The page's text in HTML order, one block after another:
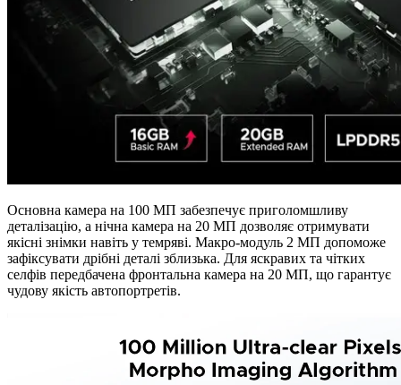
Основна камера на 100 МП забезпечує приголомшливу
деталізацію, а нічна камера на 20 МП дозволяє отримувати
якісні знімки навіть у темряві. Макро-модуль 2 МП допоможе
зафіксувати дрібні деталі зблизька. Для яскравих та чітких
селфів передбачена фронтальна камера на 20 МП, що гарантує
чудову якість автопортретів.